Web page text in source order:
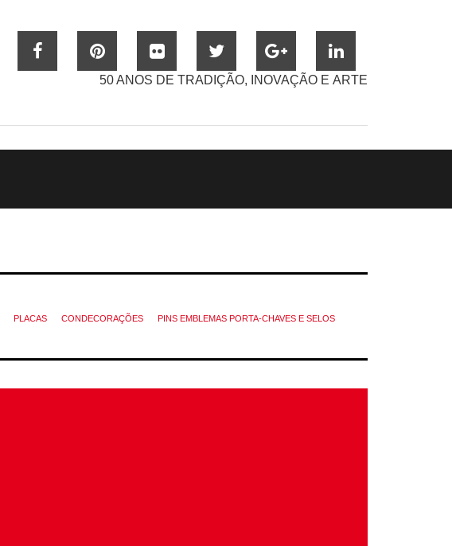
50 ANOS DE TRADIÇÃO, INOVAÇÃO E ARTE
PLACAS CONDECORAÇÕES PINS EMBLEMAS PORTA-CHAVES E SELOS